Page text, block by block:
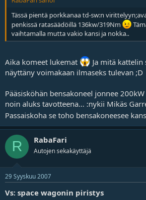
Tässä pientä porkkanaa td-sw:n
penkissä ratasäädöillä 136kw/319Nm
vaihtamalla mutta vakio kansi ja nokka..
Aika komeet lukemat
Ja mitä
näyttäny voimakaan ilmaseks tulevan ;D
Pääsisköhän bensakoneel jonnee
noin aluks tavotteena... :nykii Mikäs
Passaiskoha se toho bensakoneesee
R RabaFari
Autojen sekakäyttäjä
29 Syyskuu 2007
Vs: space wagonin piristys